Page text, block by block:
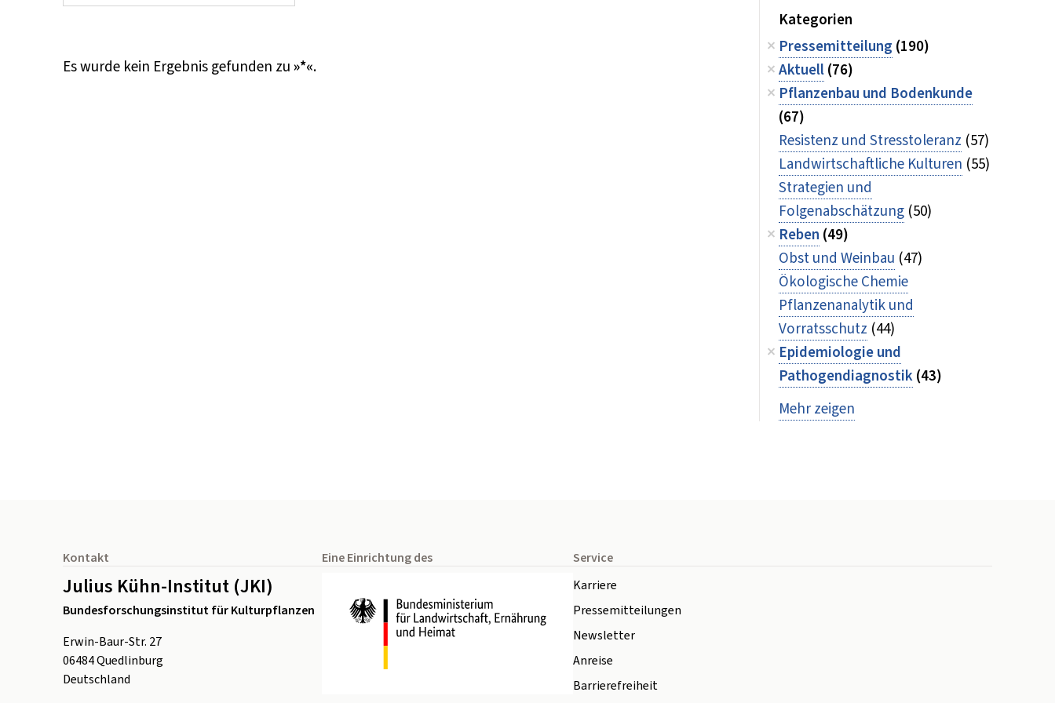
Es wurde kein Ergebnis gefunden zu»*«.
Kategorien
Pressemitteilung (190)
Aktuell(76)
Pflanzenbau und Bodenkunde
(67)
Resistenz und Stresstoleranz (57)
Landwirtschaftliche Kulturen (55)
Strategien und
Folgenabschätzung (50)
Reben (49)
Obst und Weinbau (47)
Ökologische Chemie
Pflanzenanalytik und
Vorratsschutz (44)
Epidemiologie und
Pathogendiagnostik(43)
Mehr zeigen
Kontakt
Julius Kühn-Institut (JKI)
Bundesforschungsinstitut für Kulturpflanzen
Erwin-Baur-Str. 27
06484Quedlinburg
Deutschland
Eine Einrichtung des
Service
Karriere
Pressemitteilungen
Newsletter
Anreise
Barrierefreiheit